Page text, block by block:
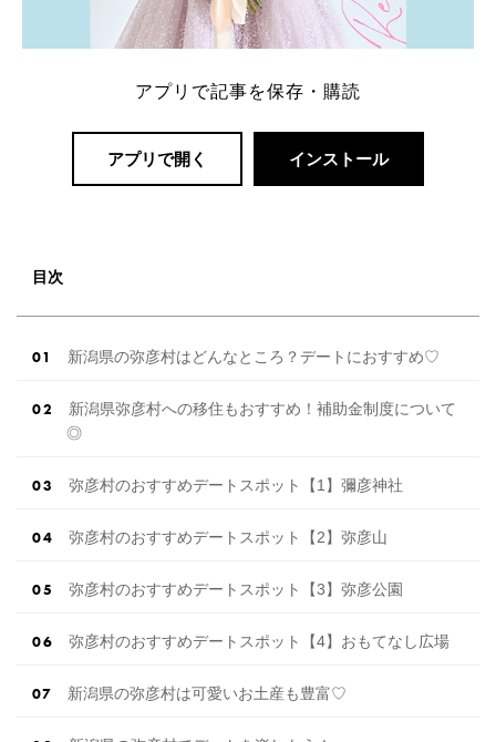
アプリで記事を保存・購読
アプリで開く インストール
目次
新潟県の弥彦村はどんなところ？デートにおすすめ♡
新潟県弥彦村への移住もおすすめ！補助金制度について
◎
弥彦村のおすすめデートスポット【1】彌彦神社
弥彦村のおすすめデートスポット【2】弥彦山
弥彦村のおすすめデートスポット【3】弥彦公園
弥彦村のおすすめデートスポット【4】おもてなし広場
新潟県の弥彦村は可愛いお土産も豊富♡